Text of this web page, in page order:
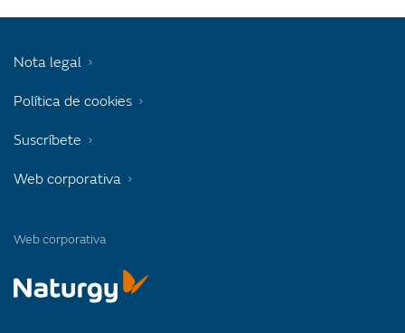
Web corporativa
Nota legal
Política de cookies
Suscríbete
Web corporativa